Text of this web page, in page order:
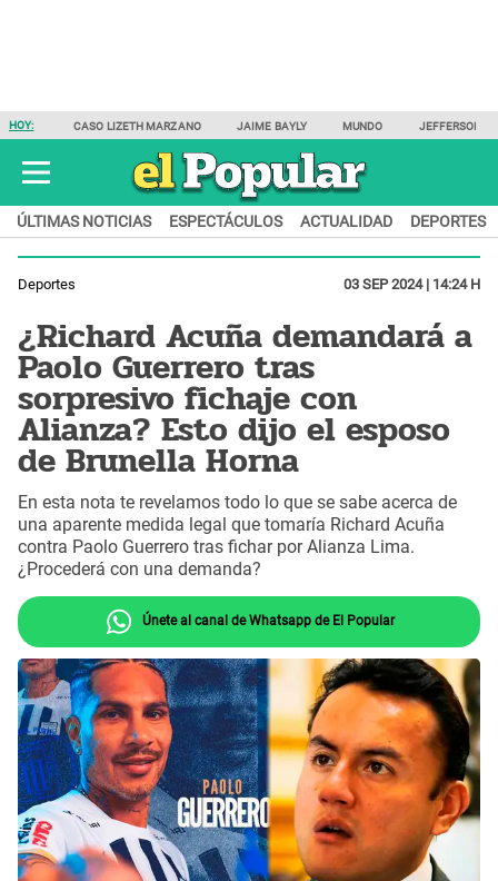
HOY: CASO LIZETH MARZANO JAIME BAYLY MUNDO JEFFERSON
ÚLTIMAS NOTICIAS ESPECTÁCULOS ACTUALIDAD DEPORTES
Deportes 03 SEP 2024 | 14:24 H
¿Richard Acuña demandará a
Paolo Guerrero tras
sorpresivo fichaje con
Alianza? Esto dijo el esposo
de Brunella Horna
En esta nota te revelamos todo lo que se sabe acerca de
una aparente medida legal que tomaría Richard Acuña
contra Paolo Guerrero tras fichar por Alianza Lima.
¿Procederá con una demanda?
Únete al canal de Whatsapp de El Popular